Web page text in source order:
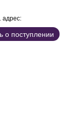
адрес: